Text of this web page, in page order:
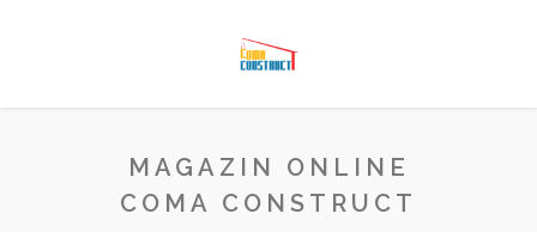
MAGAZIN ONLINE
COMA CONSTRUCT